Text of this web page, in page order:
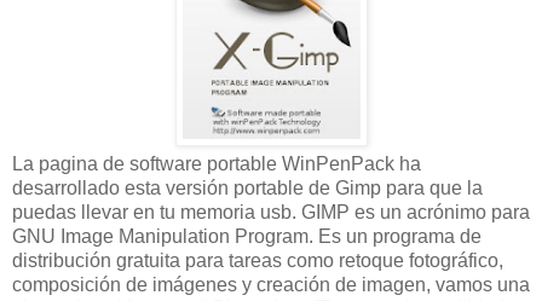
La pagina de software portable WinPenPack ha
desarrollado esta versión portable de Gimp para que la
puedas llevar en tu memoria usb. GIMP es un acrónimo para
GNU Image Manipulation Program. Es un programa de
distribución gratuita para tareas como retoque fotográfico,
composición de imágenes y creación de imagen, vamos una